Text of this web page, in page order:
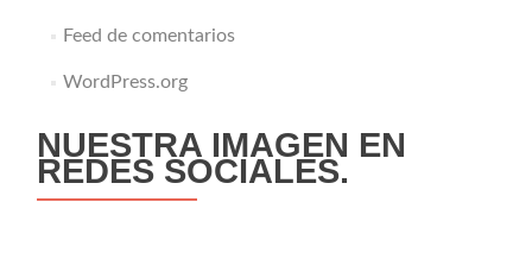
Feed de comentarios
WordPress.org
NUESTRA IMAGEN EN
REDES SOCIALES.